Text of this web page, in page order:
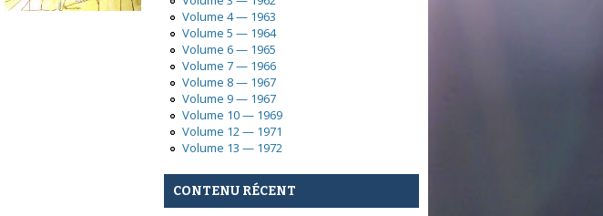
Volume 4 — 1963
Volume 5 — 1964
Volume 6 — 1965
Volume 7 — 1966
Volume 8 — 1967
Volume 9 — 1967
Volume 10 — 1969
Volume 12 — 1971
Volume 13 — 1972
CONTENU RÉCENT